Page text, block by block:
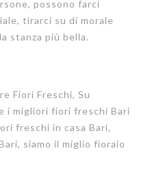
possono farci
tirarci su di morale
stanza più bella.
Fiori Freschi, Su
i migliori fiori freschi Bari
freschi in casa Bari,
siamo il miglio fioraio